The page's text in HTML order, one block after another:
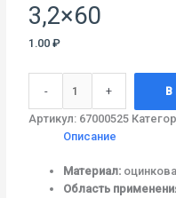
3,2×60
1.00₽
- + В
Артикул: 67000525
Описание
Материал:
Область